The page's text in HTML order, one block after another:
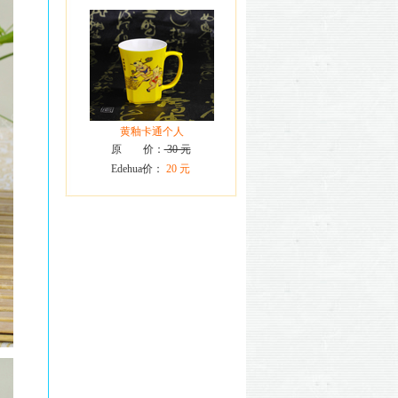
黄釉卡通个人
原 价：30 元
Edehua价： 20 元